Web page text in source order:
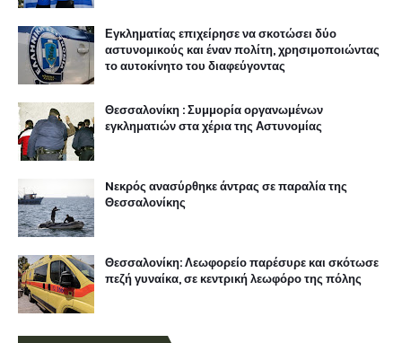
Εγκληματίας επιχείρησε να σκοτώσει δύο
αστυνομικούς και έναν πολίτη, χρησιμοποιώντας
το αυτοκίνητο του διαφεύγοντας
Θεσσαλονίκη : Συμμορία οργανωμένων
εγκληματιών στα χέρια της Αστυνομίας
Nεκρός ανασύρθηκε άντρας σε παραλία της
Θεσσαλονίκης
Θεσσαλονίκη: Λεωφορείο παρέσυρε και σκότωσε
πεζή γυναίκα, σε κεντρική λεωφόρο της πόλης